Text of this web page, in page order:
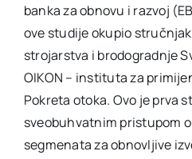
banka za obnovu i razvoj
ove studije okupio
strojarstva i brodogradnje
OIKON – instituta za
Pokreta otoka. Ovo je prva
sveobuhvatnim pristupom
segmenata za obnovljive